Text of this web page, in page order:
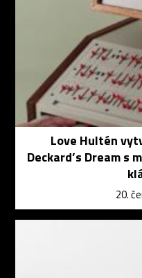
Love Hultén
Deckard’s Dream s
20.